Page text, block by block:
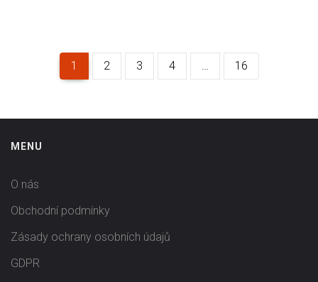
1 2 3 4 … 16
MENU
O nás
Obchodní podmínky
Zásady ochrany osobních údajů
GDPR